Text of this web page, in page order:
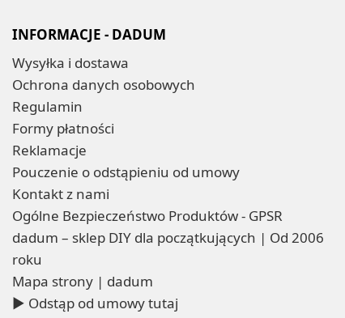
INFORMACJE - DADUM
Wysyłka i dostawa
Ochrona danych osobowych
Regulamin
Formy płatności
Reklamacje
Pouczenie o odstąpieniu od umowy
Kontakt z nami
Ogólne Bezpieczeństwo Produktów - GPSR
dadum – sklep DIY dla początkujących | Od 2006
roku
Mapa strony | dadum
▶ Odstąp od umowy tutaj